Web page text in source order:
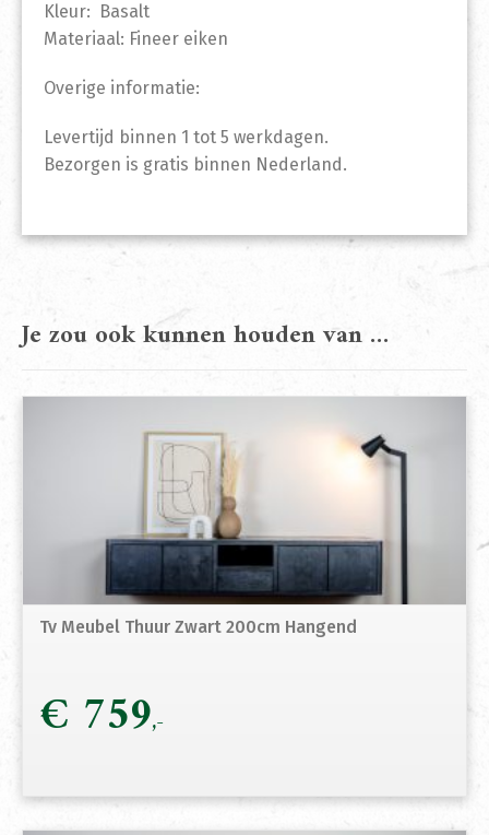
Kleur: Basalt
Materiaal: Fineer eiken
Overige informatie:
Levertijd binnen 1 tot 5 werkdagen.
Bezorgen is gratis binnen Nederland.
Je zou ook kunnen houden van …
Tv Meubel Thuur Zwart 200cm Hangend
€ 759